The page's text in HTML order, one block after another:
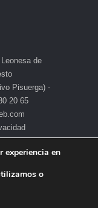
de
Pisuerga) -
20 65
experiencia en
o